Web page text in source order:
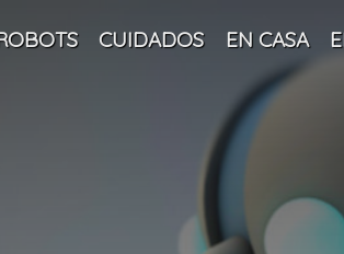
CUIDADOS EN CASA